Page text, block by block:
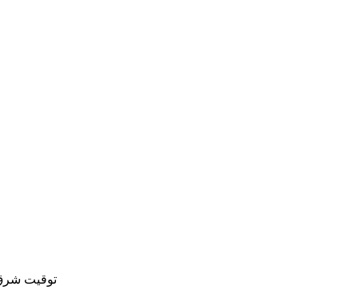
توقيت شرق